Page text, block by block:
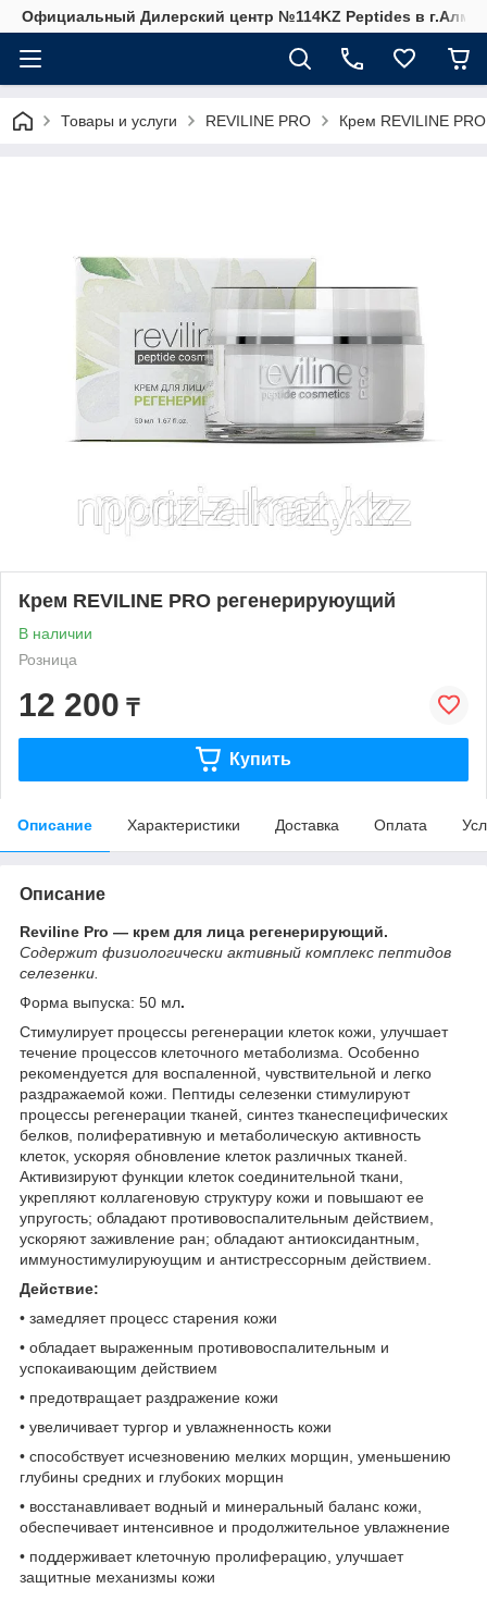
Официальный Дилерский центр №114KZ Peptides в
Товары и услуги REVILINE PRO Крем REVILINE
Крем REVILINE PRO регенерируюущий
В наличии
Розница
12 200 ₸
Купить
Описание Характеристики Доставка Оплата
Описание
Reviline Pro — крем для лица регенерирующий.
Содержит физиологически активный комплекс пептидов
селезенки.
Форма выпуска: 50 мл.
Стимулирует процессы регенерации клеток кожи, улучшает
течение процессов клеточного метаболизма. Особенно
рекомендуется для воспаленной, чувствительной и легко
раздражаемой кожи. Пептиды селезенки стимулируют
процессы регенерации тканей, синтез тканеспецифических
белков, полиферативную и метаболическую активность
клеток, ускоряя обновление клеток различных тканей.
Активизируют функции клеток соединительной ткани,
укрепляют коллагеновую структуру кожи и повышают ее
упругость; обладают противовоспалительным действием,
ускоряют заживление ран; обладают антиоксидантным,
иммуностимулируюущим и антистрессорным действием.
Действие:
• замедляет процесс старения кожи
• обладает выраженным противовоспалительным и
успокаивающим действием
• предотвращает раздражение кожи
• увеличивает тургор и увлажненность кожи
• способствует исчезновению мелких морщин, уменьшению
глубины средних и глубоких морщин
• восстанавливает водный и минеральный баланс кожи,
обеспечивает интенсивное и продолжительное увлажнение
• поддерживает клеточную пролиферацию, улучшает
защитные механизмы кожи